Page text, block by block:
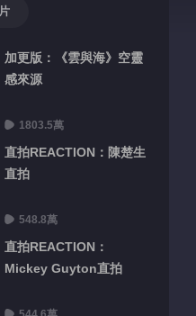
加更版：《雲與海》空靈
感來源
1803.5萬
直拍REACTION：陳楚生
直拍
548.8萬
直拍REACTION：
Mickey Guyton直拍